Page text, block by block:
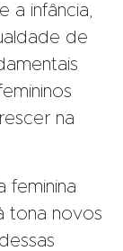
a infância,
de
na
feminina
tona novos